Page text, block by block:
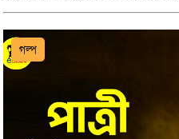
গল্প